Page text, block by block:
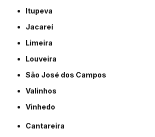
Itupeva
Jacareí
Limeira
Louveira
São José dos Campos
Valinhos
Vinhedo
Cantareira